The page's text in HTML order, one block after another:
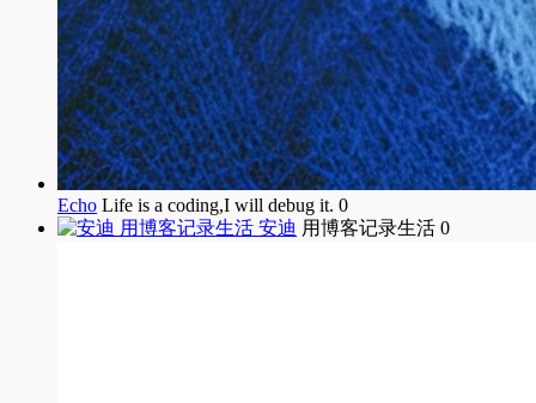
Echo Life is a coding,I will debug it. 0
安迪 用博客记录生活 0